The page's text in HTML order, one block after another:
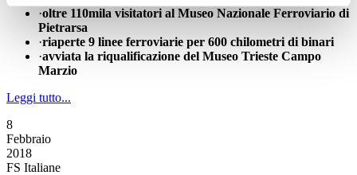
·oltre 110mila visitatori al Museo Nazionale Ferroviario di
Pietrarsa
·riaperte 9 linee ferroviarie per 600 chilometri di binari
·avviata la riqualificazione del Museo Trieste Campo
Marzio
Leggi tutto...
8
Febbraio
2018
FS Italiane